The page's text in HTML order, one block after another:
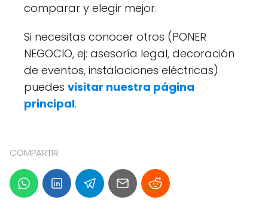
comparar y elegir mejor.
Si necesitas conocer otros (PONER
NEGOCIO, ej: asesoría legal, decoración
de eventos, instalaciones eléctricas)
puedes visitar nuestra página
principal.
COMPARTIR